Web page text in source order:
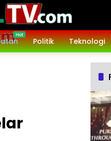
Politik Teknologi